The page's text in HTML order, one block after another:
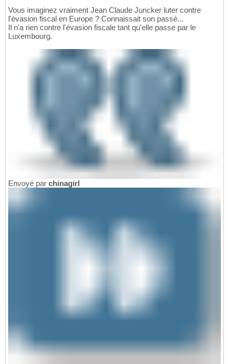
Vous imaginez vraiment Jean Claude Juncker luter contre
l'évasion fiscal en Europe ? Connaissait son passé...
Il n'a rien contre l'évasion fiscale tant qu'elle passe par le
Luxembourg.
Envoyé par chinagirl